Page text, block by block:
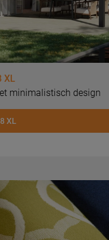
XL
minimalistisch design
XL